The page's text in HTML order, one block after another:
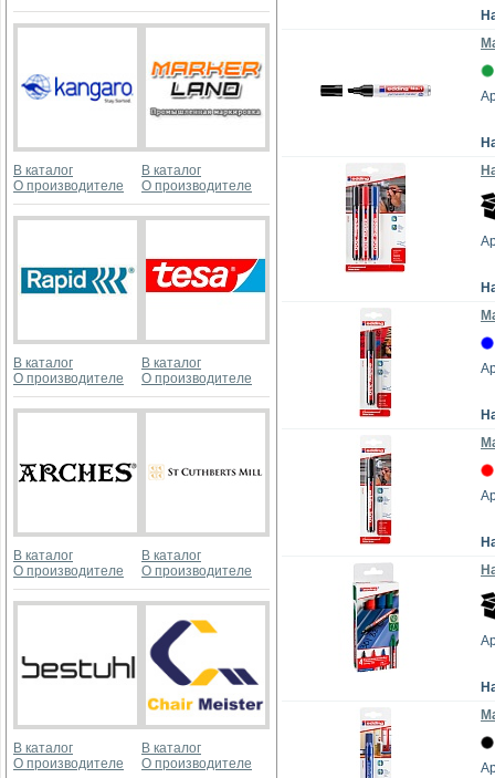
В каталог
О производителе
В каталог
О производителе
В каталог
О производителе
В каталог
О производителе
В каталог
О производителе
В каталог
О производителе
В каталог
О производителе
В каталог
О производителе